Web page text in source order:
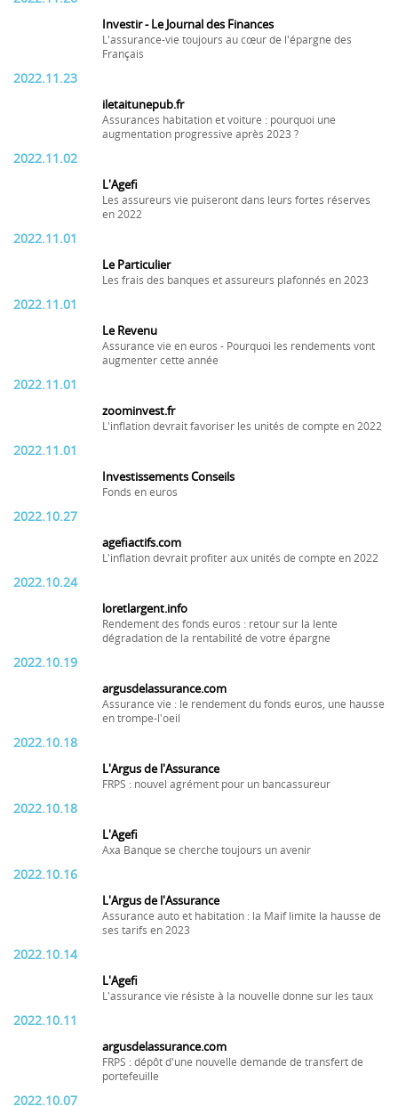
Investir - Le Journal des Finances
L'assurance-vie toujours au cœur de l'épargne des
Français
2022.11.23
iletaitunepub.fr
Assurances habitation et voiture : pourquoi une
augmentation progressive après 2023 ?
2022.11.02
L'Agefi
Les assureurs vie puiseront dans leurs fortes réserves
en 2022
2022.11.01
Le Particulier
Les frais des banques et assureurs plafonnés en 2023
2022.11.01
Le Revenu
Assurance vie en euros - Pourquoi les rendements vont
augmenter cette année
2022.11.01
zoominvest.fr
L'inflation devrait favoriser les unités de compte en 2022
2022.11.01
Investissements Conseils
Fonds en euros
2022.10.27
agefiactifs.com
L'inflation devrait profiter aux unités de compte en 2022
2022.10.24
loretlargent.info
Rendement des fonds euros : retour sur la lente
dégradation de la rentabilité de votre épargne
2022.10.19
argusdelassurance.com
Assurance vie : le rendement du fonds euros, une hausse
en trompe-l'oeil
2022.10.18
L'Argus de l'Assurance
FRPS : nouvel agrément pour un bancassureur
2022.10.18
L'Agefi
Axa Banque se cherche toujours un avenir
2022.10.16
L'Argus de l'Assurance
Assurance auto et habitation : la Maif limite la hausse de
ses tarifs en 2023
2022.10.14
L'Agefi
L'assurance vie résiste à la nouvelle donne sur les taux
2022.10.11
argusdelassurance.com
FRPS : dépôt d'une nouvelle demande de transfert de
portefeuille
2022.10.07